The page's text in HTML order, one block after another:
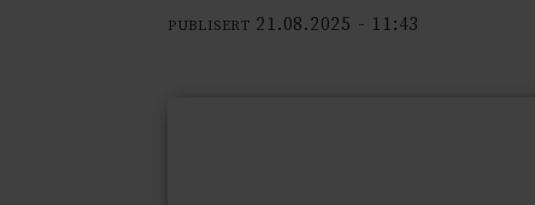
PUBLISERT 21.08.2025 - 11:43